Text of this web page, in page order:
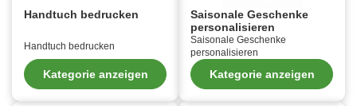
Handtuch bedrucken
Handtuch bedrucken
Kategorie anzeigen
Saisonale Geschenke
personalisieren
Saisonale Geschenke
personalisieren
Kategorie anzeigen